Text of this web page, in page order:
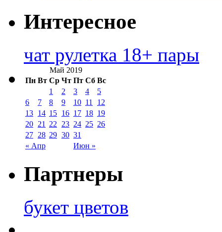
Интересное
чат рулетка 18+ пары
Май 2019
Пн Вт Ср Чт Пт Сб Вс
« Апр Июн »
1 2 3 4
5
6
7 8 9 10 11
12
13 14 15 16 17 18 19
20 21 22 23 24 25 26
27 28 29 30 31
Партнеры
букет цветов